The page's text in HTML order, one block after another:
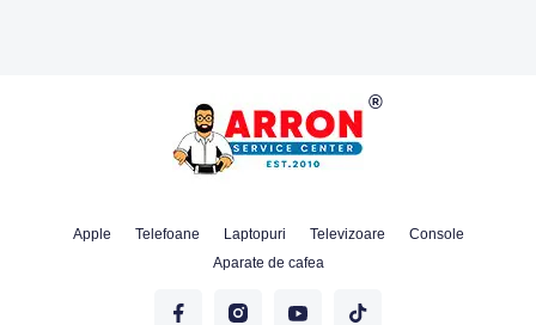
Apple Telefoane Laptopuri Televizoare
Console
Aparate de cafea